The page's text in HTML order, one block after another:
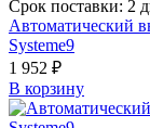
Срок поставки: 2
Автоматический
Systeme9
1 952 ₽
В корзинy